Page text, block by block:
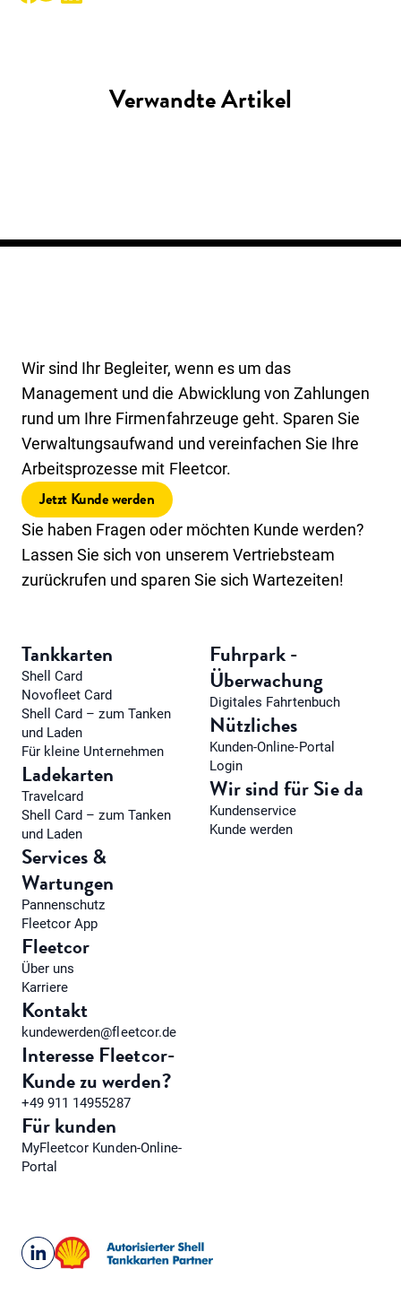
Verwandte Artikel
Wir sind Ihr Begleiter, wenn es um das
Management und die Abwicklung von Zahlungen
rund um Ihre Firmenfahrzeuge geht. Sparen Sie
Verwaltungsaufwand und vereinfachen Sie Ihre
Arbeitsprozesse mit Fleetcor.
Jetzt Kunde werden
Sie haben Fragen oder möchten Kunde werden?
Lassen Sie sich von unserem Vertriebsteam
zurückrufen und sparen Sie sich Wartezeiten!
Tankkarten
Shell Card
Novofleet Card
Shell Card – zum Tanken
und Laden
Für kleine Unternehmen
Ladekarten
Travelcard
Shell Card – zum Tanken
und Laden
Services &
Wartungen
Pannenschutz
Fleetcor App
Fuhrpark -
Überwachung
Digitales Fahrtenbuch
Nützliches
Kunden-Online-Portal
Login
Wir sind für Sie da
Kundenservice
Kunde werden
Fleetcor
Über uns
Karriere
Kontakt
kundewerden@fleetcor.de
Interesse Fleetcor-
Kunde zu werden?
+49 911 14955287
Für kunden
MyFleetcor Kunden-Online-
Portal